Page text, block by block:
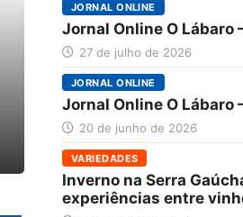
DESTAQUES
Hospital
ganha novo
O Lábaro 30 de julho de 2026
JORNAL ONLINE
Jornal Online O Lábaro
27 de julho de 2026
JORNAL ONLINE
Jornal Online O Lábaro
20 de junho de 2026
VARIEDADES
Inverno na Serra
experiências entre